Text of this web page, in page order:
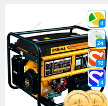
4
24
18
4